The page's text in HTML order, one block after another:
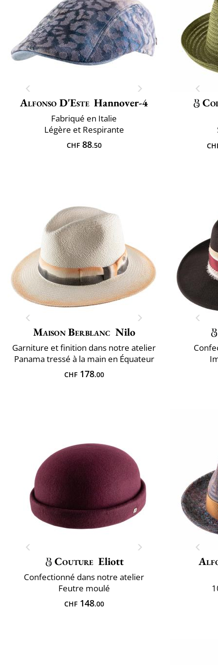
Alfonso D'Este Hannover-4
Fabriqué en Italie
Légère et Respirante
CHF88.50
Maison Berblanc Nilo
Garniture et finition dans notre atelier
Panama tressé à la main en Équateur
CHF178.00
Couture Eliott
Confectionné dans notre atelier
Feutre moulé
CHF148.00